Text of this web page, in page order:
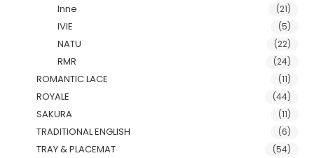
Inne (21)
IVIE (5)
NATU (22)
RMR (24)
ROMANTIC LACE (11)
ROYALE (44)
SAKURA (11)
TRADITIONAL ENGLISH (6)
TRAY & PLACEMAT (54)